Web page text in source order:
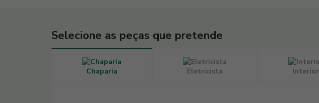
Selecione as peças que pretende
Chaparia Eletricista Interior